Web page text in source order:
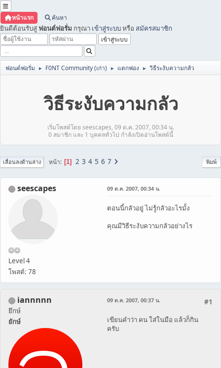
หน้าแรก ค้นหา
ยินดีต้อนรับสู่ ฟอนต์ฟอรั่ม กรุณา เข้าสู่ระบบหรือ สมัครสมาชิก
ฟอนต์ฟอรั่ม ► F0NT Community (เก่า) ► แตกฟอง ► วิธีระงับความกลัว
วิธีระงับความกลัว
เริ่มโพสต์โดย seescapes, 09 ต.ค. 2007, 00:34 น.
0 สมาชิก และ 1 บุคคลทั่วไป กำลังเปิดอ่านโพสต์นี้
พิมพ์
เลื่อนลงด้านล่าง หน้า 1 2 3 4 5 6 7
seescapes
Level 4
โพสต์: 78
09 ต.ค. 2007, 00:34 น.
ตอนนี้กลัวอยู่ ไม่รู้กลัวอะไรมั้ง
คุณมีวิธีระงับความกลัวอย่างไร
iannnnn
ยึกษ์
ยักษ์
#1
09 ต.ค. 2007, 00:37 น.
เขียนคำว่า คน ใส่ในมือ แล้วก็กิน
ครับ